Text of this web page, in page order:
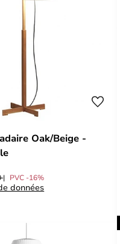
Oak/Beige -
PVC -16%
données